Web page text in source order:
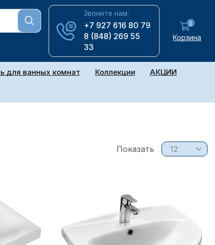
Звоните нам:
+7 927 616 80 79
8 (848) 269 55
33
0
Корзина
для ванных комнат Коллекции АКЦИИ
Показать